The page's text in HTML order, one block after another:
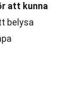
att kunna
belysa